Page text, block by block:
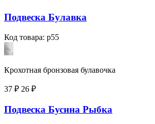
Подвеска Булавка
Код товара: p55
Крохотная бронзовая булавочка
37 ₽ 26 ₽
Подвеска Бусина Рыбка